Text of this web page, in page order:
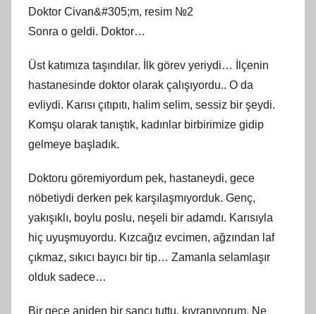
Doktor Civan&#305;m, resim №2
Sonra o geldi. Doktor…
Üst katımıza taşındılar. İlk görev yeriydi… İlçenin
hastanesinde doktor olarak çalışıyordu.. O da
evliydi. Karısı çıtıpıtı, halim selim, sessiz bir şeydi.
Komşu olarak tanıştık, kadınlar birbirimize gidip
gelmeye başladık.
Doktoru göremiyordum pek, hastaneydi, gece
nöbetiydi derken pek karşılaşmıyorduk. Genç,
yakışıklı, boylu poslu, neşeli bir adamdı. Karısıyla
hiç uyuşmuyordu. Kızcağız evcimen, ağzından laf
çıkmaz, sıkıcı bayıcı bir tip… Zamanla selamlaşır
olduk sadece…
Bir gece aniden bir sancı tuttu, kıvranıyorum. Ne